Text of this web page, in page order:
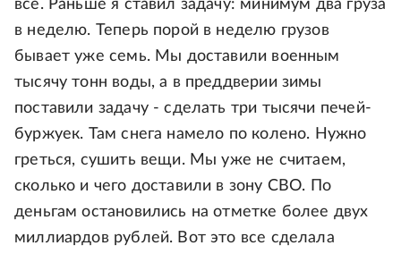
все. Раньше я ставил задачу: минимум два груза
в неделю. Теперь порой в неделю грузов
бывает уже семь. Мы доставили военным
тысячу тонн воды, а в преддверии зимы
поставили задачу - сделать три тысячи печей-
буржуек. Там снега намело по колено. Нужно
греться, сушить вещи. Мы уже не считаем,
сколько и чего доставили в зону СВО. По
деньгам остановились на отметке более двух
миллиардов рублей. Вот это все сделала